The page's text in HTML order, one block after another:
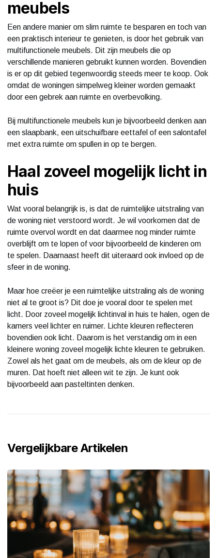
meubels
Een andere manier om slim ruimte te besparen en toch van
een praktisch interieur te genieten, is door het gebruik van
multifunctionele meubels. Dit zijn meubels die op
verschillende manieren gebruikt kunnen worden. Bovendien
is er op dit gebied tegenwoordig steeds meer te koop. Ook
omdat de woningen simpelweg kleiner worden gemaakt
door een gebrek aan ruimte en overbevolking.
Bij multifunctionele meubels kun je bijvoorbeeld denken aan
een slaapbank, een uitschuifbare eettafel of een salontafel
met extra ruimte om spullen in op te bergen.
Haal zoveel mogelijk licht in
huis
Wat vooral belangrijk is, is dat de ruimtelijke uitstraling van
de woning niet verstoord wordt. Je wil voorkomen dat de
ruimte overvol wordt en dat daarmee nog minder ruimte
overblijft om te lopen of voor bijvoorbeeld de kinderen om
te spelen. Daarnaast heeft dit uiteraard ook invloed op de
sfeer in de woning.
Maar hoe creëer je een ruimtelijke uitstraling als de woning
niet al te groot is? Dit doe je vooral door te spelen met
licht. Door zoveel mogelijk lichtinval in huis te halen, ogen de
kamers veel lichter en ruimer. Lichte kleuren reflecteren
bovendien ook licht. Daarom is het verstandig om in een
kleinere woning zoveel mogelijk lichte kleuren te gebruiken.
Zowel als het gaat om de meubels, als om de kleur op de
muren. Dat hoeft niet alleen wit te zijn. Je kunt ook
bijvoorbeeld aan pasteltinten denken.
Vergelijkbare Artikelen